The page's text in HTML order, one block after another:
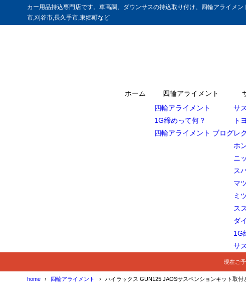
カー用品持込専門店です。車高調、ダウンサスの持込取り付け、四輪アライメ
市,刈谷市,長久手市,東郷町など
ホーム
四輪アライメント
四輪アライメント
1G締めって何？
四輪アライメント ブログ
サ
ト
レ
ホ
ニ
ス
マ
ミ
ス
ダ
1G
サ
現在ご
home 四輪アライメント ハイラックス GUN125 JAOSサスペンションキット取付